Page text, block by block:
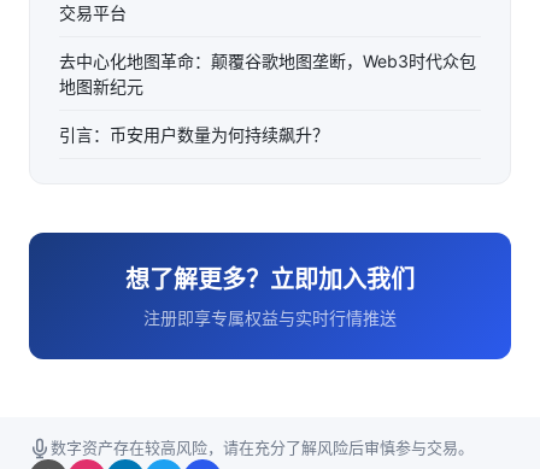
交易平台
去中心化地图革命：颠覆谷歌地图垄断，Web3时代众包
地图新纪元
引言：币安用户数量为何持续飙升？
想了解更多？立即加入我们
注册即享专属权益与实时行情推送
数字资产存在较高风险，请在充分了解风险后审慎参与交易。